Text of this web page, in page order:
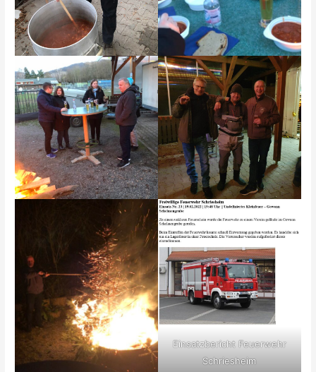
Einsatzbericht Feuerwehr
Schriesheim